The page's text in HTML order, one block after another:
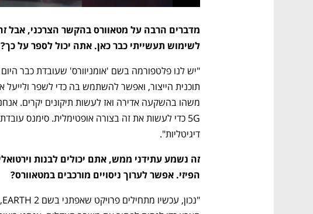
לשימוש תעשייתי כבר כאן. אתה יכול לספר על כך?
דיגיטליות".
הפיזי. אפשר לערוך ניסויים מורכבים במטאוורס?